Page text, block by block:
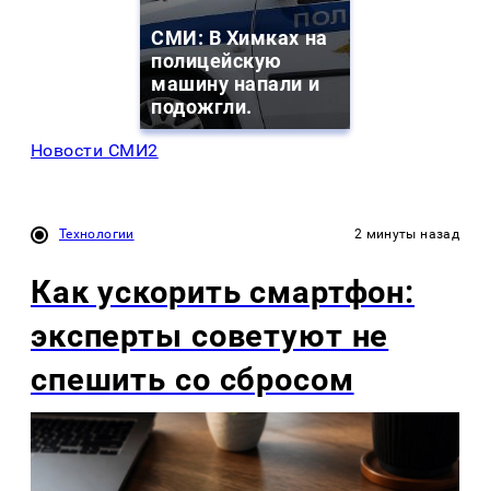
СМИ: В Химках на
полицейскую
машину напали и
подожгли.
Новости СМИ2
Технологии 2 минуты назад
Как ускорить смартфон:
эксперты советуют не
спешить со сбросом